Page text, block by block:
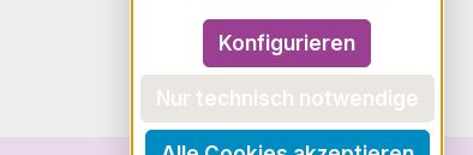
Nur technisch notwendige
Konfigurieren